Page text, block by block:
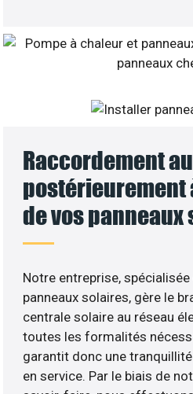
Raccordement
de vos
Notre entreprise,
panneaux solaires, gère le
centrale solaire au réseau
toutes les formalités
garantit donc une
en service. Par le biais de